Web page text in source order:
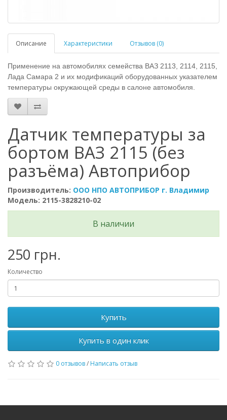
Описание Характеристики Отзывов (0)
Применение на автомобилях семейства ВАЗ 2113, 2114, 2115,
Лада Самара 2 и их модификаций оборудованных указателем
температуры окружающей среды в салоне автомобиля.
Датчик температуры за
бортом ВАЗ 2115 (без
разъёма) Автоприбор
Производитель: ООО НПО АВТОПРИБОР г. Владимир
Модель: 2115-3828210-02
В наличии
250 грн.
Количество
Купить
Купить в один клик
0 отзывов/ Написать отзыв